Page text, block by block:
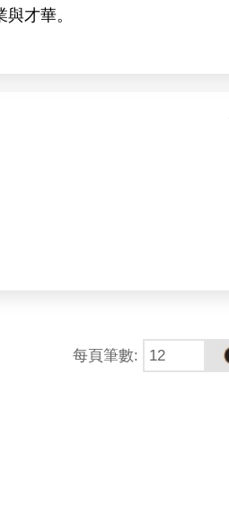
才華。
）以「蛋白質化
環之上。AI 工具可在短時間
degradation）之潛力。
每頁筆數: